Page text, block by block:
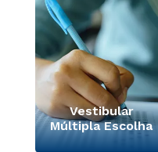
Vestibular
Múltipla Escolha